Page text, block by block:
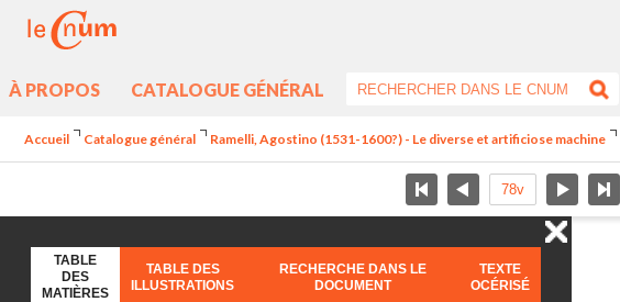
À PROPOS CATALOGUE GÉNÉRAL
Accueil Catalogue général Ramelli, Agostino (1531-1600?) - Le diverse et artificiose machine
TABLE
DES
MATIÈRES
TABLE DES
ILLUSTRATIONS
RECHERCHE DANS LE
DOCUMENT
TEXTE
OCÉRISÉ